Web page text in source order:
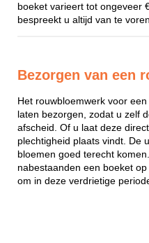
boeket varieert tot ongeveer
bespreekt u altijd van te
Bezorgen van een
Het rouwbloemwerk voor
laten bezorgen, zodat u zelf
afscheid. Of u laat deze
plechtigheid plaats vindt. De
bloemen goed terecht
nabestaanden een boeket
om in deze verdrietige